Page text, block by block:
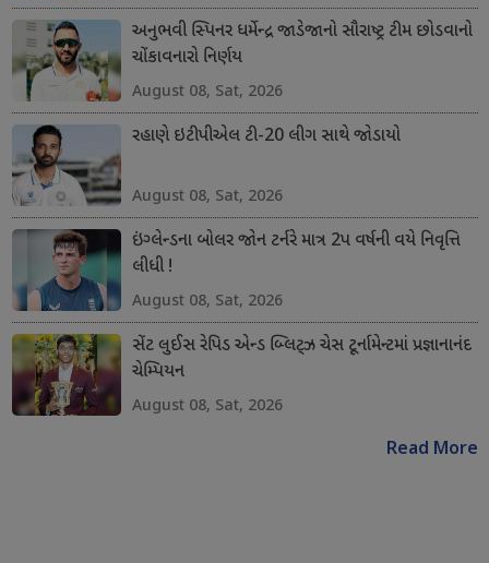
અનુભવી સ્પિનર ધર્મેન્દ્ર જાડેજાનો સૌરાષ્ટ્ર ટીમ છોડવાનો
ચોંકાવનારો નિર્ણય
August 08, Sat, 2026
રહાણે ઇટીપીએલ ટી-20 લીગ સાથે જોડાયો
August 08, Sat, 2026
ઇંગ્લેન્ડના બોલર જોન ટર્નરે માત્ર 2પ વર્ષની વયે નિવૃત્તિ
લીધી !
August 08, Sat, 2026
સેંટ લુઈસ રેપિડ એન્ડ બ્લિટ્ઝ ચેસ ટૂર્નામેન્ટમાં પ્રજ્ઞાનાનંદ
ચેમ્પિયન
August 08, Sat, 2026
Read More